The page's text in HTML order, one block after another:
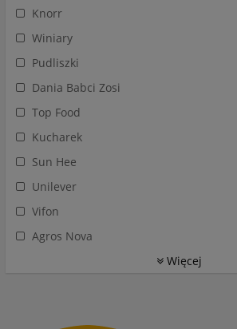
Knorr
Winiary
Pudliszki
Dania Babci Zosi
Top Food
Kucharek
Sun Hee
Unilever
Vifon
Agros Nova
Więcej